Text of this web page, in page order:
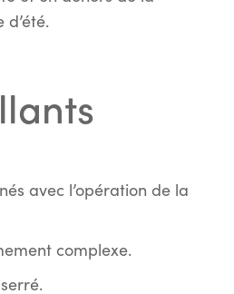
avec l’opération de la
complexe.